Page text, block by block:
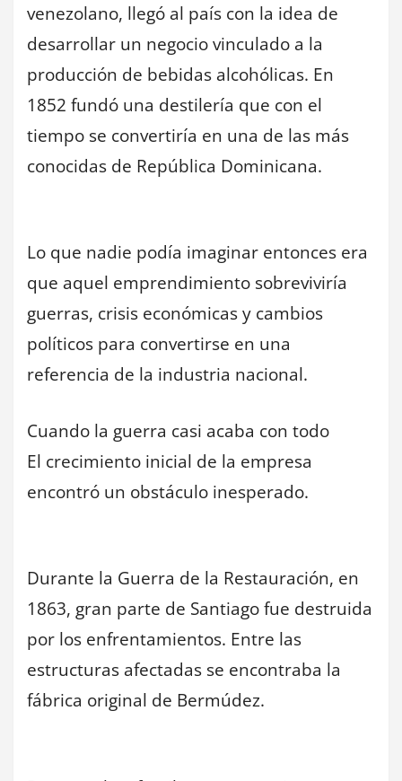
venezolano, llegó al país con la idea de
desarrollar un negocio vinculado a la
producción de bebidas alcohólicas. En
1852 fundó una destilería que con el
tiempo se convertiría en una de las más
conocidas de República Dominicana.
Lo que nadie podía imaginar entonces era
que aquel emprendimiento sobreviviría
guerras, crisis económicas y cambios
políticos para convertirse en una
referencia de la industria nacional.
Cuando la guerra casi acaba con todo
El crecimiento inicial de la empresa
encontró un obstáculo inesperado.
Durante la Guerra de la Restauración, en
1863, gran parte de Santiago fue destruida
por los enfrentamientos. Entre las
estructuras afectadas se encontraba la
fábrica original de Bermúdez.